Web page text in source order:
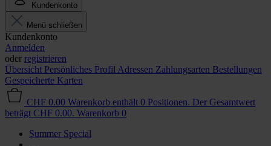
Kundenkonto
Menü schließen
Kundenkonto
Anmelden
oder registrieren
Übersicht Persönliches Profil Adressen Zahlungsarten Bestellungen
Gespeicherte Karten
CHF 0.00 Warenkorb enthält 0 Positionen. Der Gesamtwert
beträgt CHF 0.00. Warenkorb 0
Summer Special